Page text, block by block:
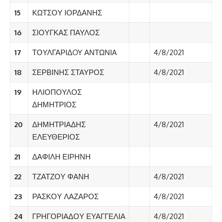
15 ΚΩΤΣΟΥ ΙΟΡΔΑΝΗΣ
16 ΣΙΟΥΓΚΑΣ ΠΑΥΛΟΣ
17 ΤΟΥΛΓΑΡΙΔOY ΑΝΤΩΝΙA 4/8/2021
18 ΣΕΡΒΙΝΗΣ ΣΤΑΥΡΟΣ 4/8/2021
19
ΗΛΙΟΠΟΥΛΟΣ
ΔΗΜΗΤΡΙΟΣ
20
ΔΗΜΗΤΡΙΑΔΗΣ
ΕΛΕΥΘΕΡΙΟΣ
4/8/2021
21 ΔΑΦΙΛΗ ΕΙΡΗΝΗ
22 ΤΖΑΤΖΟΥ ΦΑΝΗ 4/8/2021
23 ΡΑΣΚΟΥ ΛΑΖΑΡΟΣ 4/8/2021
24 ΓΡΗΓΟΡΙΑΔΟΥ ΕΥΑΓΓΕΛΙΑ 4/8/2021